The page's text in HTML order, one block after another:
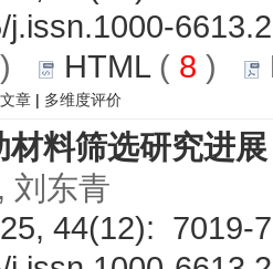
j.issn.1000-
) HTML( 8 )
章 | 多维度评价
料筛选研究进展
刘东青
44(12): 7019-